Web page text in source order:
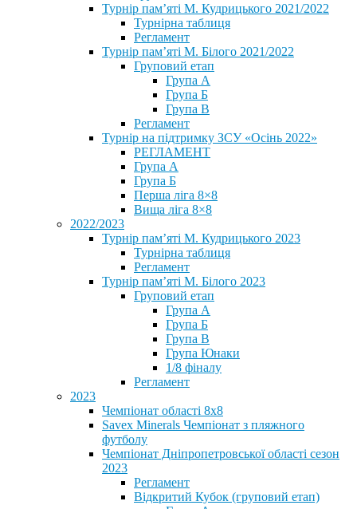
Турнір пам’яті М. Кудрицького 2021/2022
Турнірна таблиця
Регламент
Турнір пам’яті М. Білого 2021/2022
Груповий етап
Група А
Група Б
Група В
Регламент
Турнір на підтримку ЗСУ «Осінь 2022»
РЕГЛАМЕНТ
Група А
Група Б
Перша ліга 8×8
Вища ліга 8×8
2022/2023
Турнір пам’яті М. Кудрицького 2023
Турнірна таблиця
Регламент
Турнір пам’яті М. Білого 2023
Груповий етап
Група А
Група Б
Група В
Група Юнаки
1/8 фіналу
Регламент
2023
Чемпіонат області 8х8
Savex Minerals Чемпіонат з пляжного
футболу
Чемпіонат Дніпропетровської області сезон
2023
Регламент
Відкритий Кубок (груповий етап)